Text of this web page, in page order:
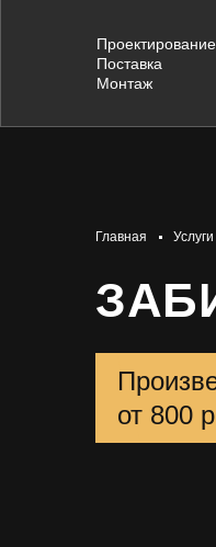
Проектирование
Поставка
Монтаж
Главная
от 800